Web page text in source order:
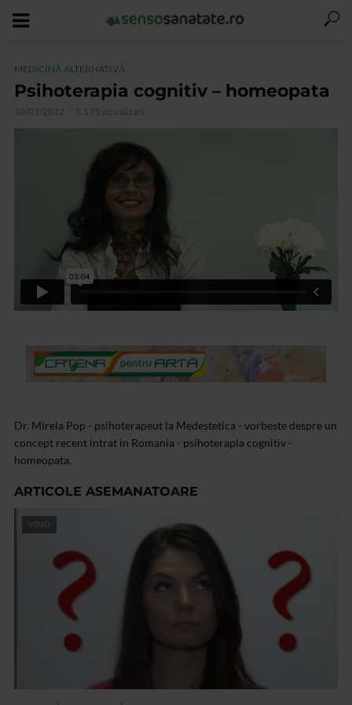
MEDICINĂ ALTERNATIVĂ
Psihoterapia cognitiv – homeopata
10/01/2012 5.175 vizualizari
Dr. Mirela Pop - psihoterapeut la Medestetica - vorbeste despre un
concept recent intrat in Romania - psihoterapia cognitiv -
homeopata.
ARTICOLE ASEMANATOARE
VIDEO